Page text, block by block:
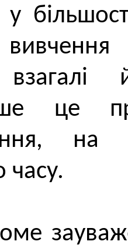
у
це
часу.